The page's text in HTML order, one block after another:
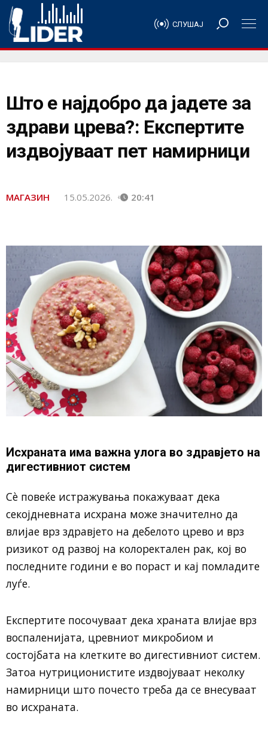
СЛУШАЈ
Што е најдобро да јадете за
здрави црева?: Експертите
издвојуваат пет намирници
МАГАЗИН 15.05.2026. 20:41
Исхраната има важна улога во здравјето на
дигестивниот систем
Сè повеќе истражувања покажуваат дека
секојдневната исхрана може значително да
влијае врз здравјето на дебелото црево и врз
ризикот од развој на колоректален рак, кој во
последните години е во пораст и кај помладите
луѓе.
Експертите посочуваат дека храната влијае врз
воспаленијата, цревниот микробиом и
состојбата на клетките во дигестивниот систем.
Затоа нутриционистите издвојуваат неколку
намирници што почесто треба да се внесуваат
во исхраната.